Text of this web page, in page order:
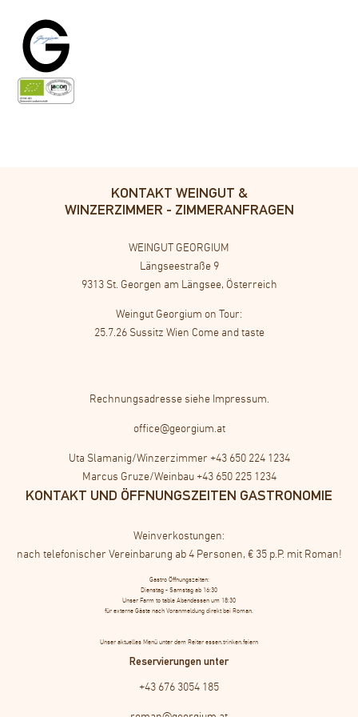
Schaumwein nach methode traditionelle, 0 dosage, aus Most der Kärntner Speckbirne. Beeindruckende Frucht, cremig
und herb-würzig, prickelnde Säure.
Die Wucht der Kärntner Speckbirne polarisiert durchaus: Der rauchige Gerbstoff erinnert tatsächlich ein wenig an Speck.
Ohne Zuckerzugabe werden die Ecken und Kanten nicht geschönt, sondern zur Schau gestellt.
Eine Hommage an Kärnten!
KONTAKT WEINGUT &
WINZERZIMMER - ZIMMERANFRAGEN
WEINGUT GEORGIUM
Längseestraße 9
9313 St. Georgen am Längsee, Österreich
Weingut Georgium on Tour:
25.7.26 Sussitz Wien Come and taste
Rechnungsadresse siehe Impressum
office@georgium.at
Uta Slamanig/Winzerzimmer +43 650 224 1234
Marcus Gruze/Weinbau +43 650 225 1234
KONTAKT UND ÖFFNUNGSZEITEN GASTRONOMIE
Weinverkostungen:
nach telefonischer Vereinbarung ab 4 Personen, € 35 p.P. mit Roman!
Gastro Öffnungszeiten:
Dienstag - Samstag ab 16:30
Unser Farm to table Abendessen um 18:30
für externe Gäste nach Voranmeldung direkt bei Roman.
Unser aktuelles Menü unter dem Reiter essen.trinken.feiern
Reservierungen unter
+43 676 3054 185